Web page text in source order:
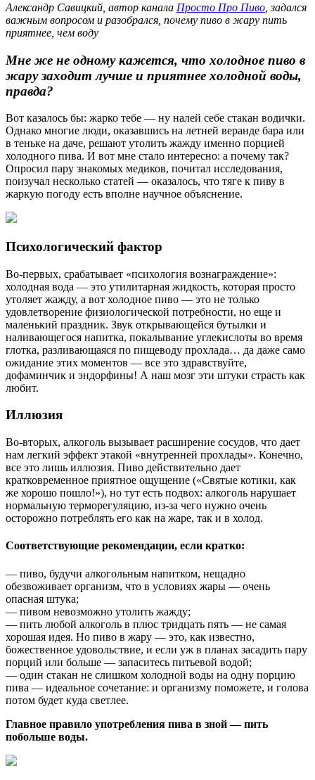
Александр Савицкий, автор канала Просто Про Пиво , задался
важным вопросом и разобрался, почему пиво в жару пить
приятнее, чем воду
Мне же не одному кажется, что холодное пиво в
жару заходит лучше и приятнее холодной воды,
правда?
Вот казалось бы: жарко тебе — ну налей себе стакан водички.
Однако многие люди, оказавшись на летней веранде бара или
в теньке на даче, решают утолить жажду именно порцией
холодного пива. И вот мне стало интересно: а почему так?
Опросил пару знакомых медиков, почитал исследования,
поизучал несколько статей — оказалось, что тяге к пиву в
жаркую погоду есть вполне научное объяснение.
Психологический фактор
Во-первых, срабатывает «психология вознаграждение»:
холодная вода — это утилитарная жидкость, которая просто
утоляет жажду, а вот холодное пиво — это не только
удовлетворение физиологической потребности, но еще и
маленький праздник. Звук открывающейся бутылки и
наливающегося напитка, покалывание углекислоты во время
глотка, разливающаяся по пищеводу прохлада… да даже само
ожидание этих моментов — все это здравствуйте,
дофаминчик и эндорфины! А наш мозг эти штуки страсть как
любит.
Иллюзия
Во-вторых, алкоголь вызывает расширение сосудов, что дает
нам легкий эффект этакой «внутренней прохлады». Конечно,
все это лишь иллюзия. Пиво действительно дает
кратковременное приятное ощущение («Святые котики, как
же хорошо пошло!»), но тут есть подвох: алкоголь нарушает
нормальную терморегуляцию, из-за чего нужно очень
осторожно потреблять его как на жаре, так и в холод.
Соответствующие рекомендации, если кратко:
— пиво, будучи алкогольным напитком, нещадно
обезвоживает организм, что в условиях жары — очень
опасная штука;
— пивом невозможно утолить жажду;
— пить любой алкоголь в плюс тридцать пять — не самая
хорошая идея. Но пиво в жару — это, как известно,
божественное удовольствие, и если уж в планах засадить пару
порций или больше — запаситесь питьевой водой;
— один стакан не слишком холодной воды на одну порцию
пива — идеальное сочетание: и организму поможете, и голова
потом будет куда светлее.
Главное правило употребления пива в зной — пить
побольше воды.